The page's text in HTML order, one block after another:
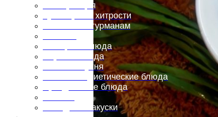
Консервация
Кулинарные хитрости
Маленьким гурманам
Овощные блюда
Первые блюда
Полевая кухня
Постные и диетические блюда
Праздничные блюда
Холодные закуски